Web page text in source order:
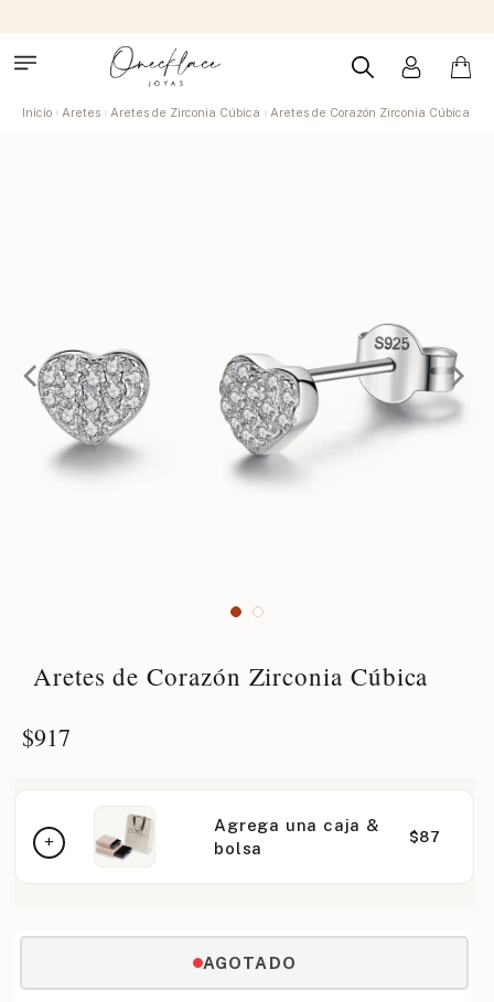
Inicio Aretes Aretes de Zirconia Cúbica Aretes de Corazón Zirconia Cúbica
Aretes de Corazón Zirconia Cúbica
$917
Agrega una caja &
bolsa
$87
AGOTADO